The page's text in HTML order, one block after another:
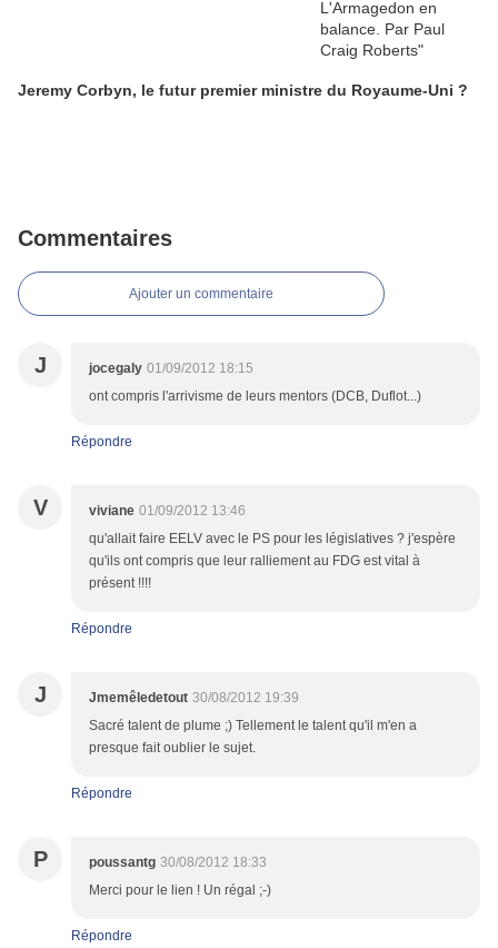
Jeremy Corbyn, le futur premier ministre du Royaume-Uni ?
Commentaires
Ajouter un commentaire
J jocegaly 01/09/2012 18:15
ont compris l'arrivisme de leurs mentors (DCB, Duflot...)
Répondre
V viviane 01/09/2012 13:46
qu'allait faire EELV avec le PS pour les législatives ? j'espère
qu'ils ont compris que leur ralliement au FDG est vital à
présent !!!!
Répondre
J Jmemêledetout 30/08/2012 19:39
Sacré talent de plume ;) Tellement le talent qu'il m'en a
presque fait oublier le sujet.
Répondre
P poussantg 30/08/2012 18:33
Merci pour le lien ! Un régal ;-)
Répondre